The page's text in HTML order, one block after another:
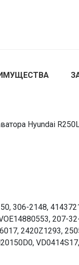
Hyundai
306-2148,
207-
2420Z1293,